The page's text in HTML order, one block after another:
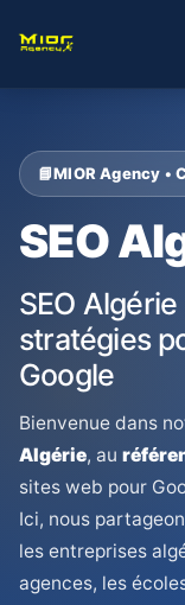
MIOR Agency •
SEO
SEO
stratégies
Google
Bienvenue dans
Algérie, au
sites web pour
Ici, nous
les entreprises
agences, les